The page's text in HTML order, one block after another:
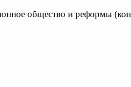
общество и реформы